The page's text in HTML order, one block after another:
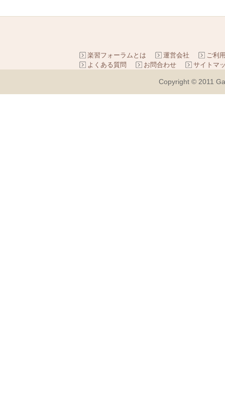
楽習フォーラムとは 運営会社
ご利
よくある質問
お問合わせ サイトマ
Copyright © 2011